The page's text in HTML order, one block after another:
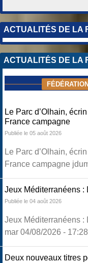
ACTUALITÉS DE LA
ACTUALITÉS DE LA
Le Parc d’Olhain,
France campagne
Publiée le 05 août 2026
Le Parc d’Olhain,
France campagne
Jeux Méditerranéens :
Publiée le 04 août 2026
Jeux Méditerranéens :
mar 04/08/2026 - 17:28
Deux nouveaux titres